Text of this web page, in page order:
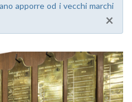
apporre od i vecchi marchi
×